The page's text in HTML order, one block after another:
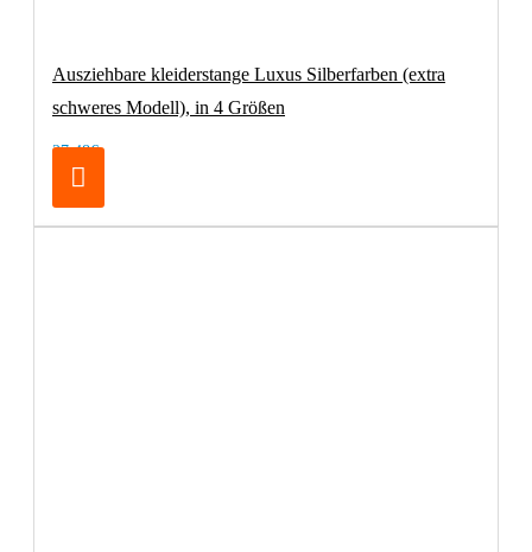
Ausziehbare kleiderstange Luxus Silberfarben (extra
schweres Modell), in 4 Größen
27,48€